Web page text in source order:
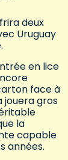
deux
Uruguay
en lice
face à
jouera gros
la
capable
années.